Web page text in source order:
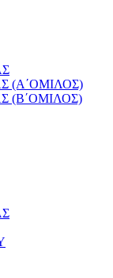
(Α΄ΟΜΙΛΟΣ)
(Β΄ΟΜΙΛΟΣ)